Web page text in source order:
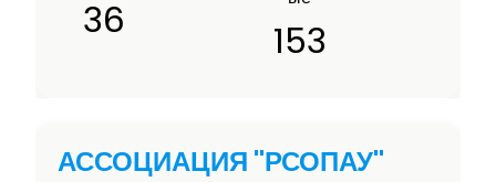
36 153
АССОЦИАЦИЯ "РСОПАУ"